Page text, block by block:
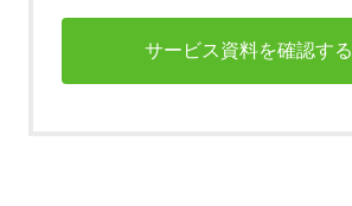
サービス資料を確認する